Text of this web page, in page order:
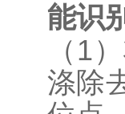
能识
（1
涤除